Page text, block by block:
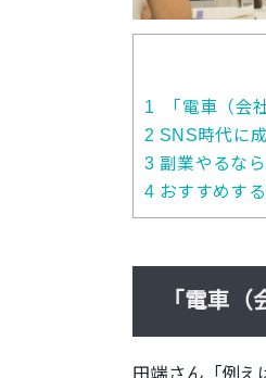
1 「電車（会
2 SNS時代に
3 副業やるな
4 おすすめす
「電車（
田端さん「例え